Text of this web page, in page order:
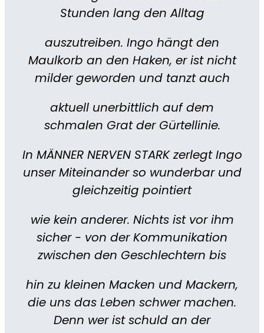
Stunden lang den Alltag
auszutreiben. Ingo hängt den
Maulkorb an den Haken, er ist nicht
milder geworden und tanzt auch
aktuell unerbittlich auf dem
schmalen Grat der Gürtellinie.
In MÄNNER NERVEN STARK zerlegt Ingo
unser Miteinander so wunderbar und
gleichzeitig pointiert
wie kein anderer. Nichts ist vor ihm
sicher - von der Kommunikation
zwischen den Geschlechtern bis
hin zu kleinen Macken und Mackern,
die uns das Leben schwer machen.
Denn wer ist schuld an der